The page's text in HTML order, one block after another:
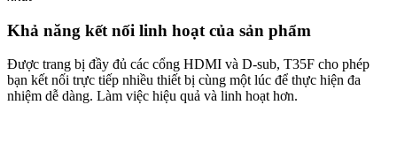
Khả năng kết nối linh hoạt của sản phẩm
Được trang bị đầy đủ các cổng HDMI và D-sub, T35F cho phép
bạn kết nối trực tiếp nhiều thiết bị cùng một lúc để thực hiện đa
nhiệm dễ dàng. Làm việc hiệu quả và linh hoạt hơn.